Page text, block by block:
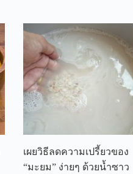
เผยวิธีลดความเปรี้ยวของ
“มะยม” ง่ายๆ ด้วยน้ำซาว